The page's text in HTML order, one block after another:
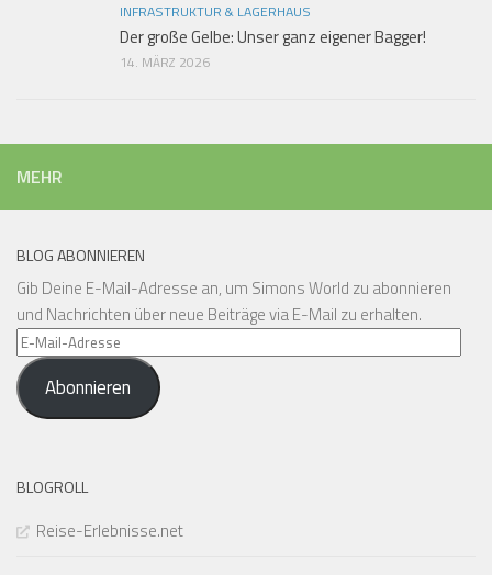
INFRASTRUKTUR & LAGERHAUS
Der große Gelbe: Unser ganz eigener Bagger!
14. MÄRZ 2026
MEHR
BLOG ABONNIEREN
Gib Deine E-Mail-Adresse an, um Simons World zu abonnieren
und Nachrichten über neue Beiträge via E-Mail zu erhalten.
E-
Mail-
AdresseAbonnieren
BLOGROLL
Reise-Erlebnisse.net